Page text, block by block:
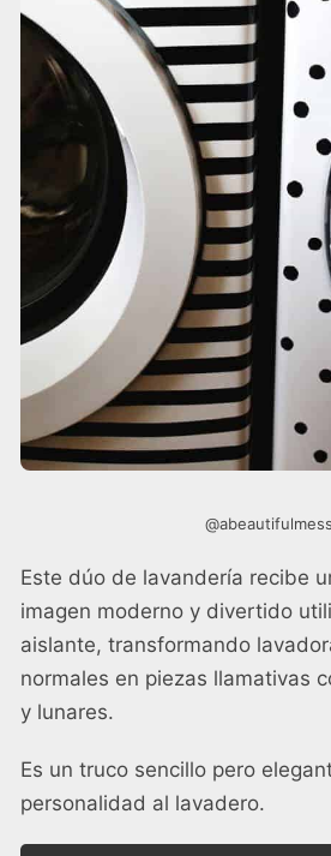
@abeautifulmess
Este dúo de lavandería recibe
imagen moderno y divertido
aislante, transformando
normales en piezas llamativas
y lunares.
Es un truco sencillo pero
personalidad al lavadero.